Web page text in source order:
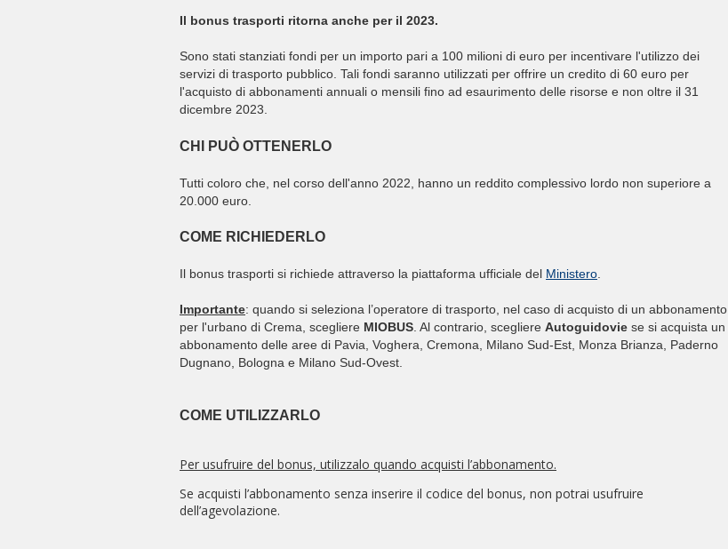
Il bonus trasporti ritorna anche per il 2023.
Sono stati stanziati fondi per un importo pari a 100 milioni di euro per incentivare l'utilizzo dei
servizi di trasporto pubblico. Tali fondi saranno utilizzati per offrire un credito di 60 euro per
l'acquisto di abbonamenti annuali o mensili fino ad esaurimento delle risorse e non oltre il 31
dicembre 2023.
CHI PUÒ OTTENERLO
Tutti coloro che, nel corso dell'anno 2022, hanno un reddito complessivo lordo non superiore a
20.000 euro.
COME RICHIEDERLO
Il bonus trasporti si richiede attraverso la piattaforma ufficiale del Ministero
Importante: quando si seleziona l’operatore di trasporto, nel caso di acquisto di un abbonamento
per l'urbano di Crema, scegliere MIOBUS . Al contrario, scegliere Autoguidovie se si acquista un
abbonamento delle aree di Pavia, Voghera, Cremona, Milano Sud-Est, Monza Brianza, Paderno
Dugnano, Bologna e Milano Sud-Ovest.
COME UTILIZZARLO
Per usufruire del bonus, utilizzalo quando acquisti l’abbonamento.
Se acquisti l’abbonamento senza inserire il codice del bonus, non potrai usufruire
dell’agevolazione.